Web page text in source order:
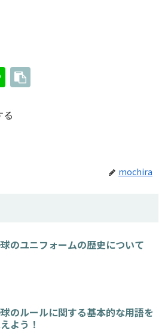
mochira
のユニフォームの歴史について
のルールに関する基本的な用語を
よう！